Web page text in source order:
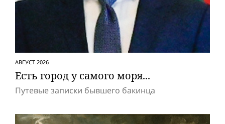
АВГУСТ 2026
Есть город у самого моря...
Путевые записки бывшего бакинца